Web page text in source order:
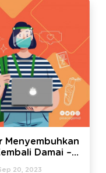
Menyembuhkan
Damai –
20, 2023